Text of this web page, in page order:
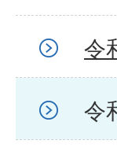
令
令